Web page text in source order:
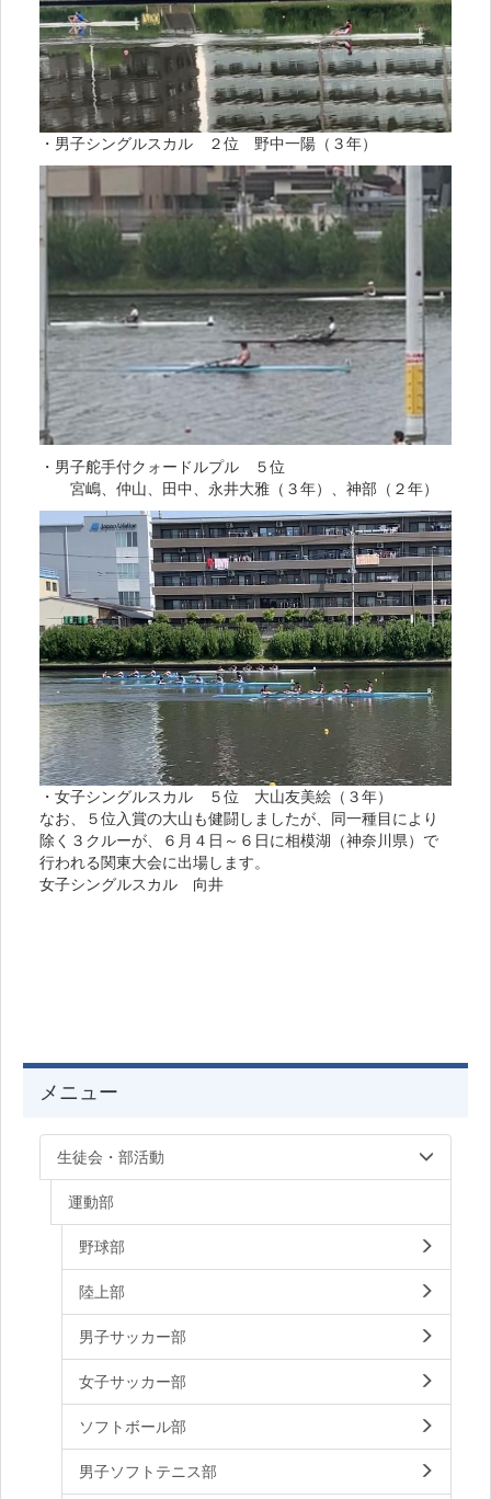
・男子シングルスカル ２位 野中一陽（３年）
・男子舵手付クォードルプル ５位
宮嶋、仲山、田中、永井大雅（３年）、神部（２年）
・女子シングルスカル ５位 大山友美絵（３年）
なお、５位入賞の大山も健闘しましたが、同一種目により
除く３クルーが、６月４日～６日に相模湖（神奈川県）で
行われる関東大会に出場します。
女子シングルスカル 向井
メニュー
生徒会・部活動
運動部
野球部
陸上部
男子サッカー部
女子サッカー部
ソフトボール部
男子ソフトテニス部